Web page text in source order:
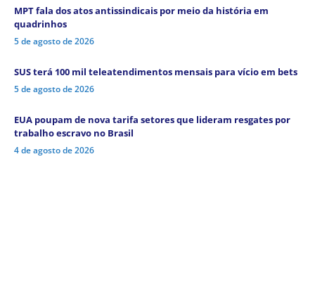
MPT fala dos atos antissindicais por meio da história em
quadrinhos
5 de agosto de 2026
SUS terá 100 mil teleatendimentos mensais para vício em bets
5 de agosto de 2026
EUA poupam de nova tarifa setores que lideram resgates por
trabalho escravo no Brasil
4 de agosto de 2026